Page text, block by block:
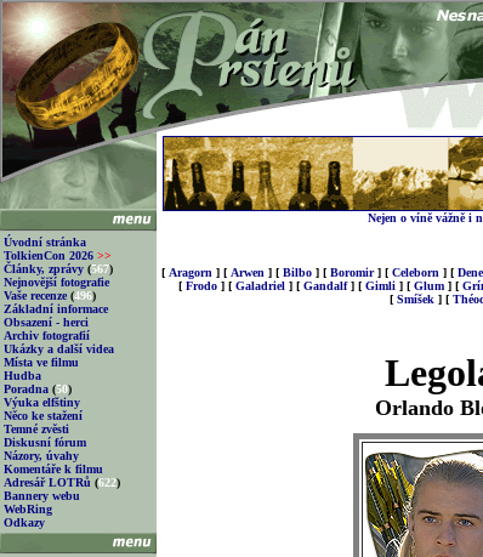
Úvodní stránka
TolkienCon 2026 >>
Články, zprávy (567)
Nejnovější fotografie
Vaše recenze (496)
Základní informace
Obsazení - herci
Archiv fotografií
Ukázky a další videa
Místa ve filmu
Hudba
Poradna (50)
Výuka elfštiny
Něco ke stažení
Temné zvěsti
Diskusní fórum
Názory, úvahy
Komentáře k filmu
Adresář LOTRů (622)
Bannery webu
WebRing
Odkazy
Nejen o víně vážně i
[ Aragorn ] [ Arwen ] [ Bilbo] [ Boromir] [ Celeborn ] [
[ Frodo ] [ Galadriel ] [ Gandalf] [ Gimli ] [ Glum ] [
[ Smíšek ] [
Orlando